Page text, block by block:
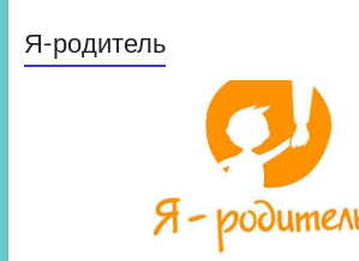
Я-родитель